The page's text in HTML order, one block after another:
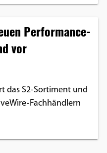
Performance-
vor
das S2-Sortiment und
Fachhändlern